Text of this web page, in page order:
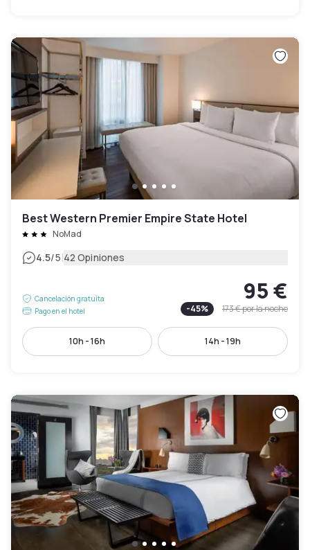
Best Western Premier Empire State Hotel
NoMad
4.5/5|42 Opiniones
Cancelación gratuita
Pago en el hotel
95 €
-45% 173 €por la noche
10h - 16h 14h - 19h